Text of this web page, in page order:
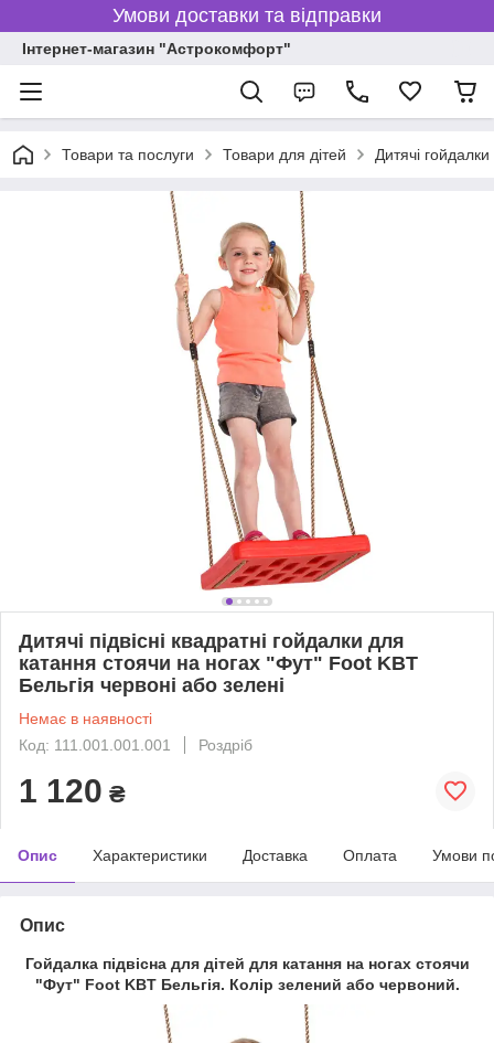
Умови доставки та відправки
Інтернет-магазин "Астрокомфорт"
Товари та послуги Товари для дітей Дитячі гойдалки
Дитячі підвісні квадратні гойдалки для
катання стоячи на ногах "Фут" Foot KBT
Бельгія червоні або зелені
Немає в наявності
Код: 111.001.001.001
Роздріб
1 120 ₴
Опис Характеристики Доставка Оплата Умови
Опис
Гойдалка підвісна для дітей для катання на ногах стоячи
"Фут" Foot KBT Бельгія. Колір зелений або червоний.